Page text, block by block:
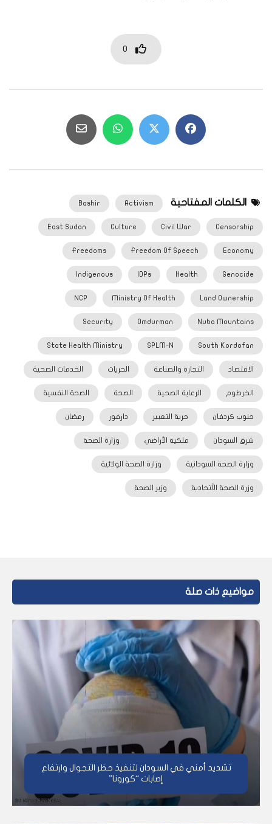
0
الكلمات المفتاحية Activism
Bashir
Censorship
Civil War
Culture
East Sudan
Economy
Freedom Of Speech
Freedoms
Genocide
Health
IDPs
Indigenous
Land Ownership
Ministry Of Health
NCP
Nuba Mountains
Omdurman
Security
South Kordofan
SPLM-N
State Health Ministry
الاقتصاد التجارة والصناعة الحريات الخدمات الصحية
الخرطوم الرعاية الصحية الصحة الصحة النفسية
جنوب كردفان حرية التعبير دارفور رمضان
شرق السودان ملكية الأراضي وزارة الصحة
وزارة الصحة السودانية وزارة الصحة الولائية
وزرة الصحة الأتحادية وزير الصحة
مواضيع ذات صلة
تشديد أمني في السودان لتنفيذ حظر التجوال وارتفاع
إصابات “كورونا”